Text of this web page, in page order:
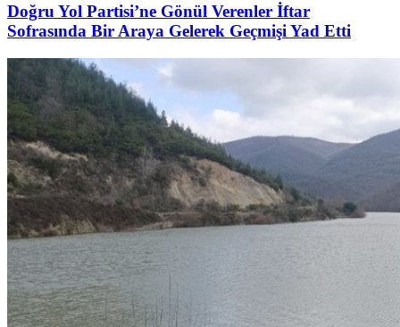
Doğru Yol Partisi’ne Gönül Verenler İftar
Sofrasında Bir Araya Gelerek Geçmişi Yad Etti